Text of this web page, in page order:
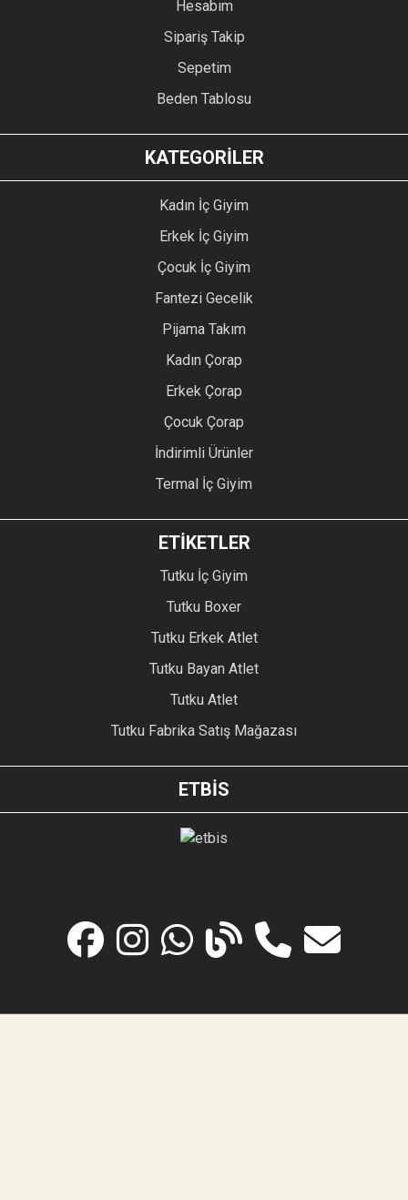
Hesabım
Sipariş Takip
Sepetim
Beden Tablosu
KATEGORİLER
Kadın İç Giyim
Erkek İç Giyim
Çocuk İç Giyim
Fantezi Gecelik
Pijama Takım
Kadın Çorap
Erkek Çorap
Çocuk Çorap
İndirimli Ürünler
Termal İç Giyim
ETİKETLER
Tutku İç Giyim
Tutku Boxer
Tutku Erkek Atlet
Tutku Bayan Atlet
Tutku Atlet
Tutku Fabrika Satış Mağazası
ETBİS